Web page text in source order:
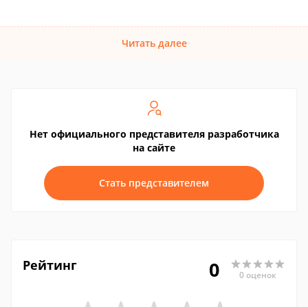
Читать далее
Нет официального представителя разработчика
на сайте
Стать представителем
Рейтинг 0 0 оценок